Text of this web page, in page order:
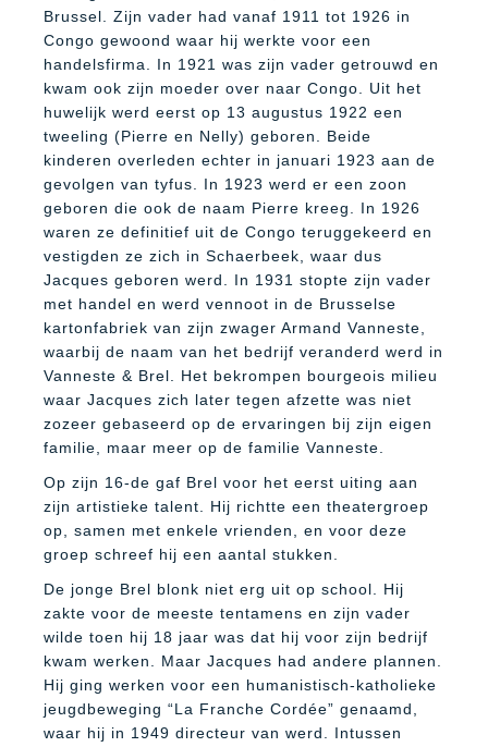
Brussel. Zijn vader had vanaf 1911 tot 1926 in
Congo gewoond waar hij werkte voor een
handelsfirma. In 1921 was zijn vader getrouwd en
kwam ook zijn moeder over naar Congo. Uit het
huwelijk werd eerst op 13 augustus 1922 een
tweeling (Pierre en Nelly) geboren. Beide
kinderen overleden echter in januari 1923 aan de
gevolgen van tyfus. In 1923 werd er een zoon
geboren die ook de naam Pierre kreeg. In 1926
waren ze definitief uit de Congo teruggekeerd en
vestigden ze zich in Schaerbeek, waar dus
Jacques geboren werd. In 1931 stopte zijn vader
met handel en werd vennoot in de Brusselse
kartonfabriek van zijn zwager Armand Vanneste,
waarbij de naam van het bedrijf veranderd werd in
Vanneste & Brel. Het bekrompen bourgeois milieu
waar Jacques zich later tegen afzette was niet
zozeer gebaseerd op de ervaringen bij zijn eigen
familie, maar meer op de familie Vanneste.
Op zijn 16-de gaf Brel voor het eerst uiting aan
zijn artistieke talent. Hij richtte een theatergroep
op, samen met enkele vrienden, en voor deze
groep schreef hij een aantal stukken.
De jonge Brel blonk niet erg uit op school. Hij
zakte voor de meeste tentamens en zijn vader
wilde toen hij 18 jaar was dat hij voor zijn bedrijf
kwam werken. Maar Jacques had andere plannen.
Hij ging werken voor een humanistisch-katholieke
jeugdbeweging “La Franche Cordée” genaamd,
waar hij in 1949 directeur van werd. Intussen